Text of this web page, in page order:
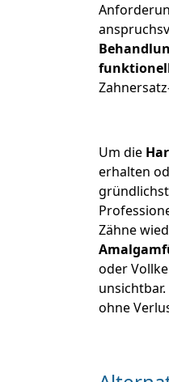
Um die
erhalten
Zähne
oder
unsichtbar.
ohne